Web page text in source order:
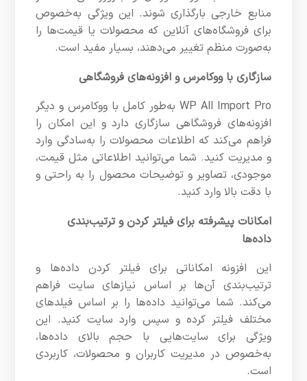
منابع خارجی بارگذاری شوند. این ویژگی به‌خصوص
برای فروشگاه‌های آنلاین که محصولات یا قیمت‌ها را
به‌صورت منظم تغییر می‌دهند، بسیار مفید است.
سازگاری با ووکامرس و افزونه‌های فروشگاهی
WP All Import Pro به‌طور کامل با ووکامرس و دیگر
افزونه‌های فروشگاهی سازگاری دارد و این امکان را
فراهم می‌کند که اطلاعات محصولات را به‌سادگی وارد
و مدیریت کنید. شما می‌توانید اطلاعاتی مثل قیمت،
موجودی، تصاویر و توضیحات محصول را به راحتی و
با دقت بالا وارد کنید.
امکانات پیشرفته برای فیلتر کردن و ترتیب‌بندی
داده‌ها
این افزونه امکاناتی برای فیلتر کردن داده‌ها و
ترتیب‌بندی آن‌ها بر اساس نیازهای سایت فراهم
می‌کند. شما می‌توانید داده‌ها را بر اساس فیلدهای
مختلف فیلتر کرده و سپس وارد سایت کنید. این
ویژگی برای سایت‌هایی با حجم بالای داده‌ها،
به‌خصوص در مدیریت کاربران و محصولات، کاربردی
است.